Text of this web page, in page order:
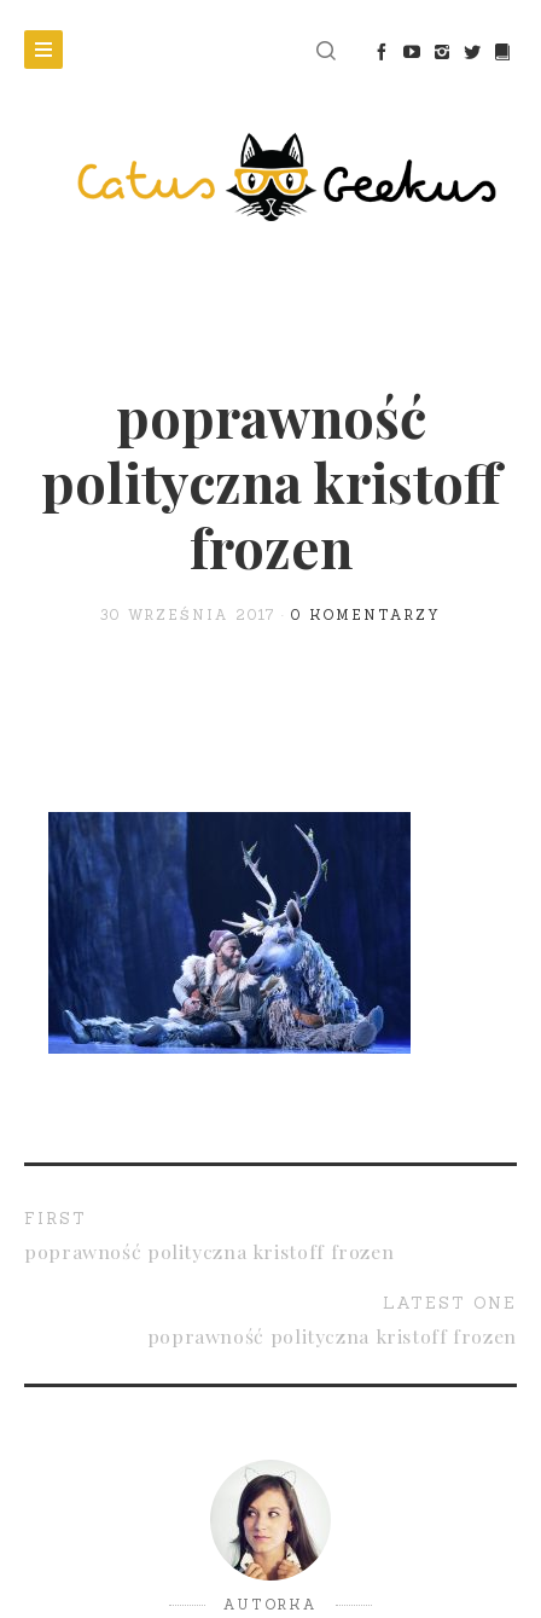
poprawność
polityczna kristoff
frozen
30 WRZEŚNIA 2017 0 KOMENTARZY
FIRST
poprawność polityczna kristoff frozen
LATEST ONE
poprawność polityczna kristoff frozen
AUTORKA